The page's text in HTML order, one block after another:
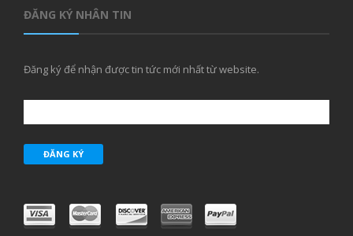
ĐĂNG KÝ NHÂN TIN
Đăng ký để nhận được tin tức mới nhất từ website.
ĐĂNG KÝ